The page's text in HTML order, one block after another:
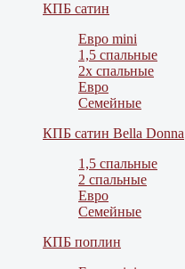
КПБ сатин
Евро mini
1,5 спальные
2х спальные
Евро
Семейные
КПБ сатин Bella Donna
1,5 спальные
2 спальные
Евро
Семейные
КПБ поплин